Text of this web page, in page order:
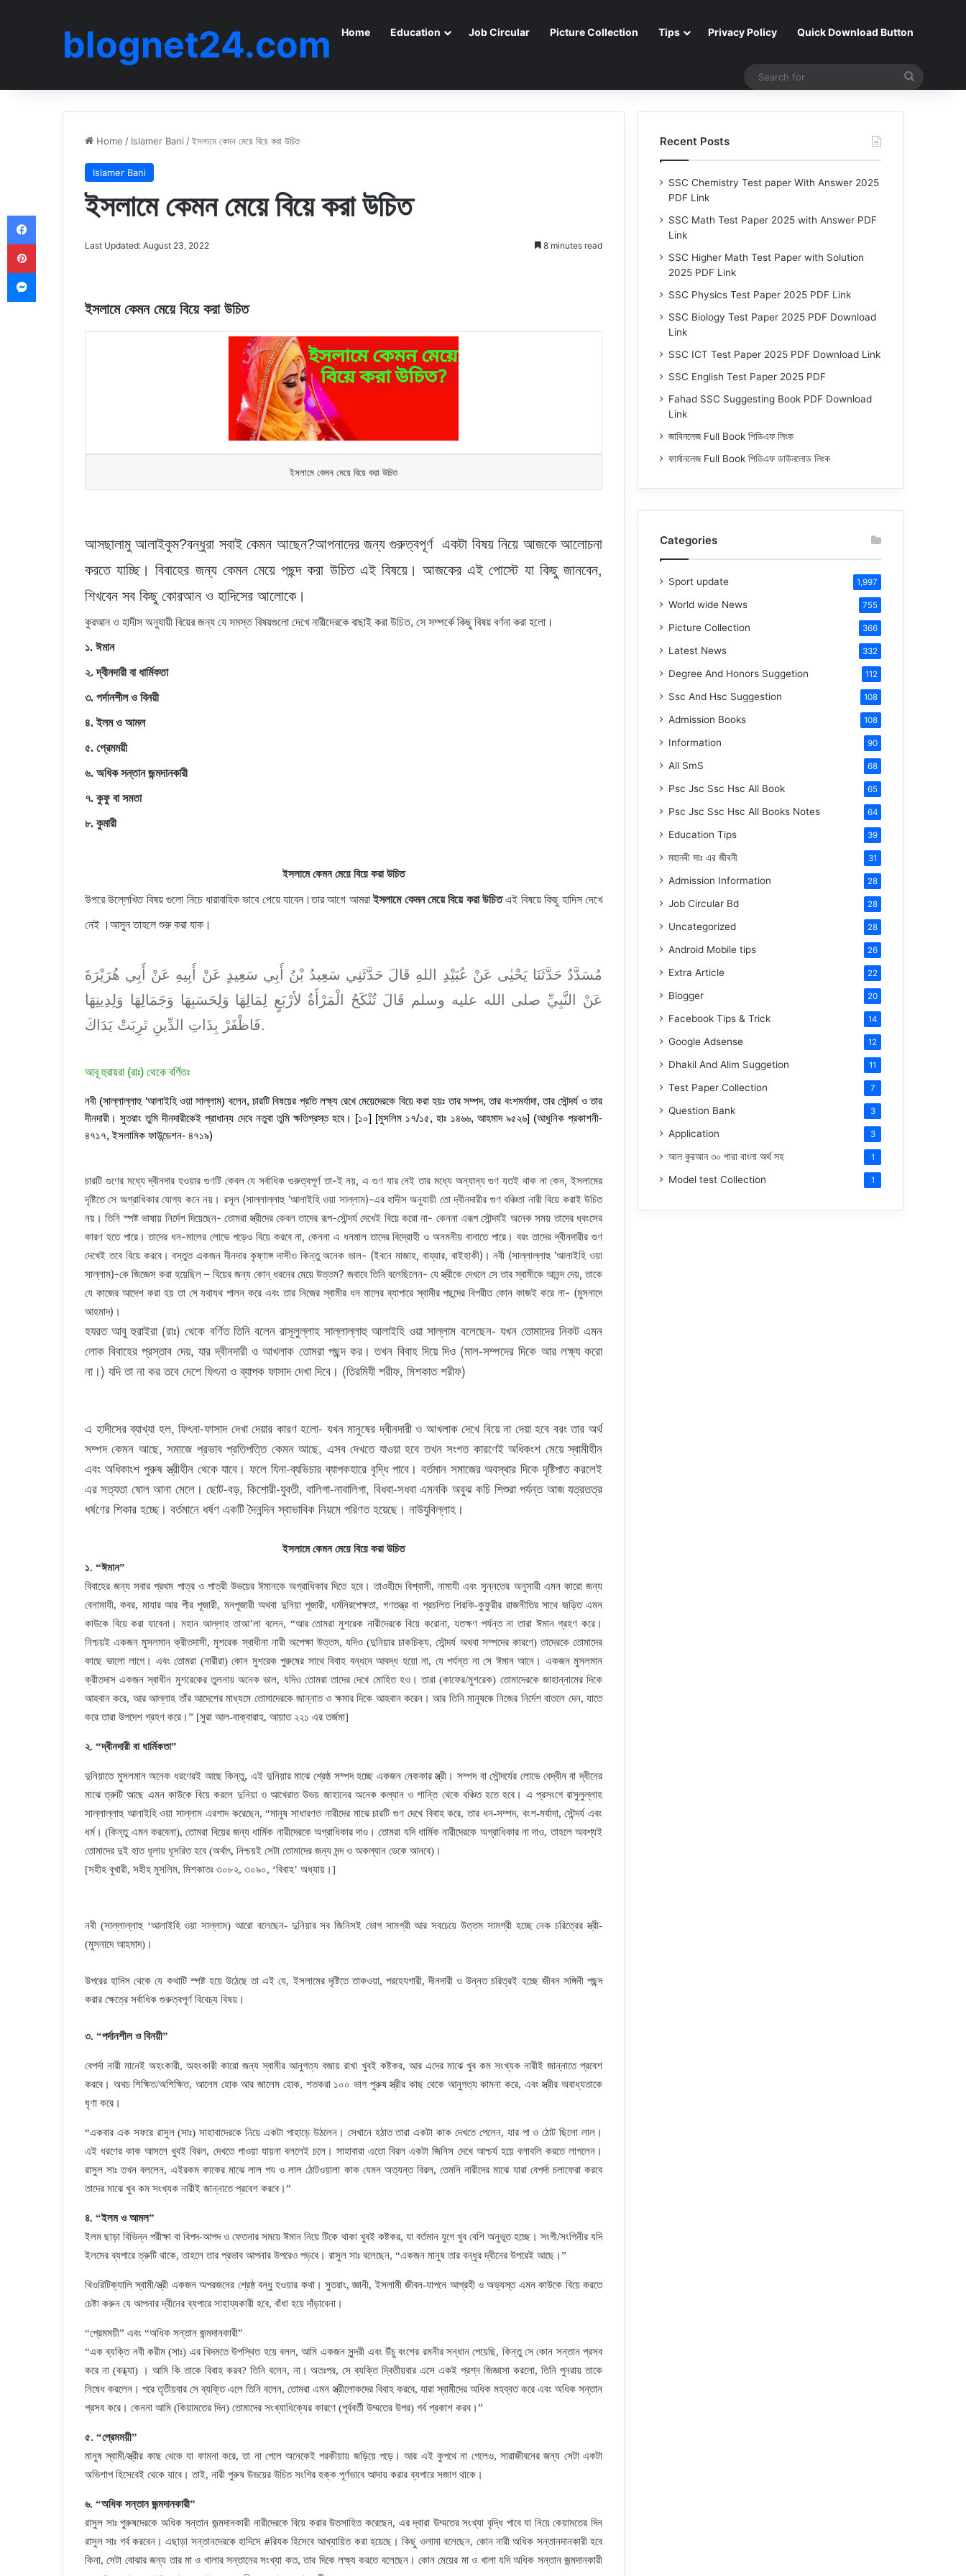
blognet24.com Home Education Job Circular Picture Collection Tips Privacy Policy Quick Download Button
Home / Islamer Bani /ইসলামে কেমন মেয়ে বিয়ে করা উচিত
Islamer Bani
ইসলামে কেমন মেয়ে বিয়ে করা উচিত
Last Updated: August 23, 2022 8 minutes read
ইসলামে কেমন মেয়ে বিয়ে করা উচিত
ইসলামে কেমন মেয়ে বিয়ে করা উচিত
আসছালামু আলাইকুম?বন্ধুরা সবাই কেমন আছেন?আপনাদের জন্য গুরুত্বপূর্ণ একটা বিষয় নিয়ে আজকে আলোচনা
করতে যাচ্ছি। বিবাহের জন্য কেমন মেয়ে পছন্দ করা উচিত এই বিষয়ে। আজকের এই পোস্টে যা কিছু জানবেন,
শিখবেন সব কিছু কোরআন ও হাদিসের আলোকে।
কুরআন ও হাদীস অনুযায়ী বিয়ের জন্য যে সমস্ত বিষয়গুলো দেখে নারীদেরকে বাছাই করা উচিত, সে সম্পর্কে কিছু বিষয় বর্ণনা করা হলো।
১. ঈমান
২. দ্বীনদারী বা ধার্মিকতা
৩. পর্দানশীল ও বিনয়ী
৪. ইলম ও আমল
৫. প্রেমময়ী
৬. অধিক সন্তান জন্মদানকারী
৭. কুফু বা সমতা
৮. কুমারী
ইসলামে কেমন মেয়ে বিয়ে করা উচিত
উপরে উল্লেখিত বিষয় গুলো নিচে ধারাবাহিক ভাবে পেয়ে যাবেন।তার আগে আমরাইসলামে কেমন মেয়ে বিয়ে করা উচিতএই বিষয়ে কিছু হাদিস দেখে
নেই ।আসুন তাহলে শুরু করা যাক।
مُسَدَّدٌ حَدَّثَنَا يَحْيٰى عَنْ عُبَيْدِ اللهِ قَالَ حَدَّثَنِي سَعِيدُ بْنُ أَبِي سَعِيدٍ عَنْ أَبِيهِ عَنْ أَبِي هُرَيْرَةَ
عَنْ النَّبِيِّ صلى الله عليه وسلم قَالَ تُنْكَحُ الْمَرْأَةُ لأرْبَعٍ لِمَالِهَا وَلِحَسَبِهَا وَجَمَالِهَا وَلِدِينِهَا
فَاظْفَرْ بِذَاتِ الدِّينِ تَرِبَتْ يَدَاكَ.
আবূ হুরায়রা (রাঃ) থেকে বর্ণিতঃ
নবী (সাল্লাল্লাহু ‘আলাইহি ওয়া সাল্লাম) বলেন, চারটি বিষয়ের প্রতি লক্ষ্য রেখে মেয়েদেরকে বিয়ে করা হয়ঃ তার সম্পদ, তার বংশমর্যাদা, তার সৌন্দর্য ও তার
দীনদারী। সুতরাং তুমি দীনদারীকেই প্রাধান্য দেবে নতুবা তুমি ক্ষতিগ্রস্ত হবে। [১০] [মুসলিম ১৭/১৫, হাঃ ১৪৬৬, আহমাদ ৯৫২৬] (আধুনিক প্রকাশনী-
৪৭১৭, ইসলামিক ফাউন্ডেশন- ৪৭১৯)
চারটি গুণের মধ্যে দ্বীনদার হওয়ার গুণটি কেবল যে সর্বাধিক গুরুত্বপূর্ণ তা-ই নয়, এ গুণ যার নেই তার মধ্যে অন্যান্য গুণ যতই থাক না কেন, ইসলামের
দৃষ্টিতে সে অগ্রাধিকার যোগ্য কনে নয়। রসূল (সাল্লাল্লাহু ‘আলাইহি ওয়া সাল্লাম)-এর হাদীস অনুযায়ী তো দ্বীনদারীর গুণ বঞ্চিতা নারী বিয়ে করাই উচিত
নয়। তিনি স্পষ্ট ভাষায় নির্দেশ দিয়েছেন- তোমরা স্ত্রীদের কেবল তাদের রূপ-সৌন্দর্য দেখেই বিয়ে করো না- কেননা এরূপ সৌন্দর্যই অনেক সময় তাদের ধ্বংসের
কারণ হতে পারে। তাদের ধন-মালের লোভে পড়েও বিয়ে করবে না, কেননা এ ধনমাল তাদের বিদ্রোহী ও অনমনীয় বানাতে পারে। বরং তাদের দ্বীনদারীর গুণ
দেখেই তবে বিয়ে করবে। বস্তুত একজন দীনদার কৃষ্ণাঙ্গ দাসীও কিন্তু অনেক ভাল- (ইবনে মাজাহ, বায্‌যার, বাইহাকী)। নবী (সাল্লাল্লাহু ‘আলাইহি ওয়া
সাল্লাম)-কে জিজ্ঞেস করা হয়েছিল – বিয়ের জন্য কোন্‌ ধরনের মেয়ে উত্তম? জবাবে তিনি বলেছিলেন- যে স্ত্রীকে দেখলে সে তার স্বামীকে আনন্দ দেয়, তাকে
যে কাজের আদেশ করা হয় তা সে যথাযথ পালন করে এবং তার নিজের স্বামীর ধন মালের ব্যাপারে স্বামীর পছন্দের বিপরীত কোন কাজই করে না- (মুসনাদে
আহমাদ)।
হযরত আবু হুরাইরা (রাঃ) থেকে বর্ণিত তিনি বলেন রাসূলুল্লাহ সাল্লাল্লাহু আলাইহি ওয়া সাল্লাম বলেছেন- যখন তোমাদের নিকট এমন
লোক বিবাহের প্রস্তাব দেয়, যার দ্বীনদারী ও আখলাক তোমরা পছন্দ কর। তখন বিবাহ দিয়ে দিও (মাল-সম্পদের দিকে আর লক্ষ্য করো
না।) যদি তা না কর তবে দেশে ফিৎনা ও ব্যাপক ফাসাদ দেখা দিবে। (তিরমিযী শরীফ, মিশকাত শরীফ)
এ হাদীসের ব্যাখ্যা হল, ফিৎনা-ফাসাদ দেখা দেয়ার কারণ হলো- যখন মানুষের দ্বীনদারী ও আখলাক দেখে বিয়ে না দেয়া হবে বরং তার অর্থ
সম্পদ কেমন আছে, সমাজে প্রভাব প্রতিপত্তি কেমন আছে, এসব দেখতে যাওয়া হবে তখন সংগত কারণেই অধিকংশ মেয়ে স্বামীহীন
এবং অধিকাংশ পুরুষ স্ত্রীহীন থেকে যাবে। ফলে যিনা-ব্যভিচার ব্যাপকহারে বৃদ্ধি পাবে। বর্তমান সমাজের অবস্থার দিকে দৃষ্টিপাত করলেই
এর সত্যতা ষোল আনা মেলে। ছোট-বড়, কিশোরী-যুবতী, বালিগা-নাবালিগা, বিধবা-সধবা এমনকি অবুঝ কচি শিশুরা পর্যন্ত আজ যত্রতত্র
ধর্ষণের শিকার হচ্ছে। বর্তমানে ধর্ষণ একটি দৈনন্দিন স্বাভাবিক নিয়মে পরিণত হয়েছে। নাউযুবিল্লাহ।
ইসলামে কেমন মেয়ে বিয়ে করা উচিত
১. “ঈমান”
বিবাহের জন্য সবার প্রথম পাত্র ও পাত্রী উভয়ের ঈমানকে অগ্রাধিকার দিতে হবে। তাওহীদে বিশ্বাসী, নামাযী এবং সুন্নতের অনুসারী এমন কারো জন্য
বেনামাযী, কবর, মাযার আর পীর পূজারী, মনপূজারী অথবা দুনিয়া পূজারী, ধর্মনিরপেক্ষতা, গণতন্ত্র বা প্রচলিত শিরকি-কুফুরীর রাজনীতির সাথে জড়িত এমন
কাউকে বিয়ে করা যাবেনা। মহান আল্লাহ তাআ’লা বলেন, “আর তোমরা মুশরেক নারীদেরকে বিয়ে করোনা, যতক্ষণ পর্যন্ত না তারা ঈমান গ্রহণ করে।
নিশ্চয়ই একজন মুসলমান ক্রীতদাসী, মুশরেক স্বাধীনা নারী অপেক্ষা উত্তম, যদিও (দুনিয়ার চাকচিক্য, সৌন্দর্য অথবা সম্পদের কারণে) তাদেরকে তোমাদের
কাছে ভালো লাগে। এবং তোমরা (নারীরা) কোন মুশরেক পুরুষের সাথে বিবাহ বন্ধনে আবদ্ধ হয়ো না, যে পর্যন্ত না সে ঈমান আনে। একজন মুসলমান
ক্রীতদাস একজন স্বাধীন মুশরেকের তুলনায় অনেক ভাল, যদিও তোমরা তাদের দেখে মোহিত হও। তারা (কাফের/মুশরেক) তোমাদেরকে জাহান্নামের দিকে
আহবান করে, আর আল্লাহ তাঁর আদেশের মাধ্যমে তোমাদেরকে জান্নাত ও ক্ষমার দিকে আহবান করেন। আর তিনি মানুষকে নিজের নির্দেশ বাতলে দেন, যাতে
করে তারা উপদেশ গ্রহণ করে।” [সুরা আল-বাক্বারাহ, আয়াত ২২১ এর তর্জমা]
২. “দ্বীনদারী বা ধার্মিকতা”
দুনিয়াতে মুসলমান অনেক ধরণেরই আছে কিন্তু, এই দুনিয়ার মাঝে শ্রেষ্ঠ সম্পদ হচ্ছে একজন নেককার স্ত্রী। সম্পদ বা সৌন্দর্যের লোভে বেদ্বীন বা দ্বীনের
মাঝে ত্রুটি আছে এমন কাউকে বিয়ে করলে দুনিয়া ও আখেরাত উভয় জাহানের অনেক কল্যান ও শান্তি থেকে বঞ্চিত হতে হবে। এ প্রসংগে রাসুলুল্লাহ
সাল্লাল্লাহু আলাইহি ওয়া সাল্লাম এরশাদ করেছেন, “মানুষ সাধারণত নারীদের মাঝে চারটি গুণ দেখে বিবাহ করে, তার ধন-সম্পদ, বংশ-মর্যাদা, সৌন্দর্য এবং
ধর্ম। (কিন্তু এমন করবেনা), তোমরা বিয়ের জন্য ধার্মিক নারীদেরকে অগ্রাধিকার দাও। তোমরা যদি ধার্মিক নারীদেরকে অগ্রাধিকার না দাও, তাহলে অবশ্যই
তোমাদের দুই হাত ধূলায় ধূসরিত হবে (অর্থাৎ, নিশ্চয়ই সেটা তোমাদের জন্য মন্দ ও অকল্যান ডেকে আনবে)।
[সহীহ বুখারী, সহীহ মুসলিম, মিশকাতঃ ৩০৮২, ৩০৯০, ‘বিবাহ’ অধ্যায়।]
নবী (সাল্লাল্লাহু ‘আলাইহি ওয়া সাল্লাম) আরো বলেছেন- দুনিয়ার সব জিনিসই ভোগ সামগ্রী আর সবচেয়ে উত্তম সামগ্রী হচ্ছে নেক চরিত্রের স্ত্রী-
(মুসনাদে আহমাদ)।
উপরের হাদিস থেকে যে কথাটি স্পষ্ট হয়ে উঠেছে তা এই যে, ইসলামের দৃষ্টিতে তাকওয়া, পরহেযগারী, দীনদারী ও উন্নত চরিত্রই হচ্ছে জীবন সঙ্গিনী পছন্দ
করার ক্ষেত্রে সর্বাধিক গুরুত্বপূর্ণ বিবেচ্য বিষয়।
৩. “পর্দানশীল ও বিনয়ী”
বেপর্দা নারী মানেই অহংকারী, অহংকারী কারো জন্য স্বামীর আনুগত্য বজায় রাখা খুবই কষ্টকর, আর এদের মাঝে খুব কম সংখ্যক নারীই জান্নাতে প্রবেশ
করবে। অথচ শিক্ষিত/অশিক্ষিত, আলেম হোক আর জালেম হোক, শতকরা ১০০ ভাগ পুরুষ স্ত্রীর কাছ থেকে আনুগত্য কামনা করে, এবং স্ত্রীর অবাধ্যতাকে
ঘৃণা করে।
“একবার এক সফরে রাসুল (সাঃ) সাহাবাদেরকে নিয়ে একটা পাহাড়ে উঠলেন। সেখানে হঠাত তারা একটা কাক দেখতে পেলেন, যার পা ও ঠোট ছিলো লাল।
এই ধরণের কাক আসলে খুবই বিরল, দেখতে পাওয়া যায়না বললেই চলে। সাহাবারা এতো বিরল একটা জিনিস দেখে আশ্চর্য হয়ে বলাবলি করতে লাগলেন।
রাসুল সাঃ তখন বললেন, এইরকম কাকের মাঝে লাল পয ও লাল ঠোটওয়ালা কাক যেমন অত্যন্ত বিরল, তেমনি নারীদের মাঝে যারা বেপর্দা চলাফেরা করবে
তাদের মাঝে খুব কম সংখ্যক নারীই জান্নাতে প্রবেশ করবে।”
৪. “ইলম ও আমল”
ইলম ছাড়া বিভিন্ন পরীক্ষা বা বিপদ-আপদ ও ফেতনার সময়ে ঈমান নিয়ে টিকে থাকা খুবই কষ্টকর, যা বর্তমান যুগে খুব বেশি অনুভূত হচ্ছে। সংগী/সংগিনীর যদি
ইলমের ব্যপারে ত্রুটি থাকে, তাহলে তার প্রভাব আপনার উপরেও পড়বে। রাসুল সাঃ বলেছেন, “একজন মানুষ তার বন্ধুর দ্বীনের উপরেই আছে।”
থিওরিটিক্যালি স্বামী/স্ত্রী একজন অপরজনের শ্রেষ্ঠ বন্ধু হওয়ার কথা। সুতরাং, জ্ঞানী, ইসলামী জীবন-যাপনে আগ্রহী ও অভ্যস্ত এমন কাউকে বিয়ে করতে
চেষ্টা করুন যে আপনার দ্বীনের ব্যপারে সাহায্যকারী হবে, বাঁধা হয়ে দাঁড়াবেনা।
“প্রেমময়ী” এবং “অধিক সন্তান জন্মদানকারী”
“এক ব্যক্তি নবী করীম (সাঃ) এর খিদমতে উপস্থিত হয়ে বলল, আমি একজন সুন্দরী এবং উঁচু বংশের রমনীর সন্ধান পেয়েছি, কিন্তু সে কোন সন্তান প্রসব
করে না (বন্ধ্যা) । আমি কি তাকে বিবাহ করব? তিনি বলেন, না। অতঃপর, সে ব্যক্তি দ্বিতীয়বার এসে একই প্রশ্ন জিজ্ঞাসা করলো, তিনি পুনরায় তাকে
নিষেধ করলেন। পরে তৃতীয়বার সে ব্যক্তি এলে তিনি বলেন, তোমরা এমন স্ত্রীলোকদের বিবাহ করবে, যারা স্বামীদের অধিক মহব্বত করে এবং অধিক সন্তান
প্রসব করে। কেননা আমি (কিয়ামতের দিন) তোমাদের সংখ্যাধিক্যের কারণে (পূর্ববর্তী উম্মতের উপর) গর্ব প্রকাশ করব।”
৫. “প্রেমময়ী”
মানুষ স্বামী/স্ত্রীর কাছ থেকে যা কামনা করে, তা না পেলে অনেকেই পরকীয়ায় জড়িয়ে পড়ে। আর এই কুপথে না গেলেও, সারাজীবনের জন্য সেটা একটা
অভিশাপ হিসেবেই থেকে যাবে। তাই, নারী পুরুষ উভয়ের উচিত সংগির হক্ক পূর্ণভাবে আদায় করার ব্যপারে সজাগ থাকে।
৬. “অধিক সন্তান জন্মদানকারী”
রাসুল সাঃ পুরুষদেরকে অধিক সন্তান জন্মদানকারী নারীদেরকে বিয়ে করার উতসাহিত করেছেন, এর দ্বারা উম্মতের সংখ্যা বৃদ্ধি পাবে যা নিয়ে কেয়ামতের দিন
রাসুল সাঃ গর্ব করবেন। এছাড়া সন্তানদেরকে হাদিসে ‪#‎রিযক হিসেবে আখ্যায়িত করা হয়েছে। কিছু ওলামা বলেছেন, কোন নারী অধিক সন্তানদানকারী হবে
কিনা, সেটা বোঝার জন্য তার মা ও খালার সন্তানের সংখ্যা কত, তার দিকে লক্ষ্য করতে বলেছেন। কোন মেয়ের মা ও খালা যদি অধিক সন্তান জন্মদানকারী
Recent Posts
SSC Chemistry Test paper With Answer 2025
PDF Link
SSC Math Test Paper 2025 with Answer PDF
Link
SSC Higher Math Test Paper with Solution
2025 PDF Link
SSC Physics Test Paper 2025 PDF Link
SSC Biology Test Paper 2025 PDF Download
Link
SSC ICT Test Paper 2025 PDF Download Link
SSC English Test Paper 2025 PDF
Fahad SSC Suggesting Book PDF Download
Link
জাবিনলেজ Full Book পিডিএফ লিংক
ফার্মানলেজ Full Book পিডিএফ ডাউনলোড লিংক
Categories
Sport update 1,997
World wide News 755
Picture Collection 366
Latest News 332
Degree And Honors Suggetion 112
Ssc And Hsc Suggestion 108
Admission Books 108
Information 90
All SmS 68
Psc Jsc Ssc Hsc All Book 65
Psc Jsc Ssc Hsc All Books Notes 64
Education Tips 39
মহানবীসাঃ এর জীবনী 31
Admission Information 28
Job Circular Bd 28
Uncategorized 28
Android Mobile tips 26
Extra Article 22
Blogger 20
Facebook Tips & Trick 14
Google Adsense 12
Dhakil And Alim Suggetion 11
Test Paper Collection 7
Question Bank 3
Application 3
আল কুরআন ৩০ পারা বাংলা অর্থ সহ 1
Model test Collection 1
Facebook
Pinterest
Messenger